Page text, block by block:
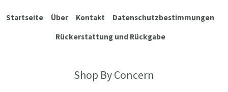
Startseite Über Kontakt
Datenschutzbestimmungen
Rückerstattung und Rückgabe
Shop By Concern